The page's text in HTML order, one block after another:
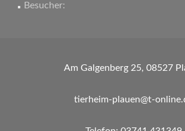
Besucher:
Am Galgenberg 25, 08527
tierheim-plauen@t-